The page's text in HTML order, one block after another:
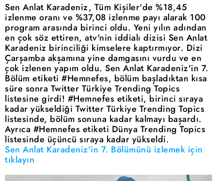
Sen Anlat Karadeniz, Tüm Kişiler'de %18,45
izlenme oranı ve %37,08 izlenme payı alarak 100
program arasında birinci oldu. Yeni yılın adından
en çok söz ettiren, atv'nin iddialı dizisi Sen Anlat
Karadeniz birinciliği kimselere kaptırmıyor. Dizi
Çarşamba akşamına yine damgasını vurdu ve en
çok izlenen yapım oldu. Sen Anlat Karadeniz'in 7.
Bölüm etiketi #Hemnefes, bölüm başladıktan kısa
süre sonra Twitter Türkiye Trending Topics
listesine girdi! #Hemnefes etiketi, birinci sıraya
kadar yükseldiği Twitter Türkiye Trending Topics
listesinde, bölüm sonuna kadar kalmayı başardı.
Ayrıca #Hemnefes etiketi Dünya Trending Topics
listesinde üçüncü sıraya kadar yükseldi.
Sen Anlat Karadeniz'in 7. Bölümünü izlemek için
tıklayın